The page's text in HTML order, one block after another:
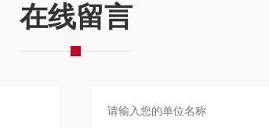
在线留言